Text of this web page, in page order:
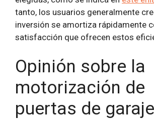
tanto, los usuarios generalmente
inversión se amortiza rápidamente
satisfacción que ofrecen estos
Opinión sobre la
motorización de
puertas de